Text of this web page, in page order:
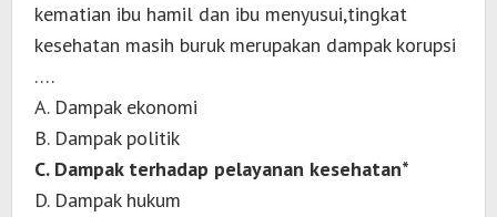
kematian ibu hamil dan ibu menyusui,tingkat
kesehatan masih buruk merupakan dampak korupsi
….
A. Dampak ekonomi
B. Dampak politik
C. Dampak terhadap pelayanan kesehatan*
D. Dampak hukum